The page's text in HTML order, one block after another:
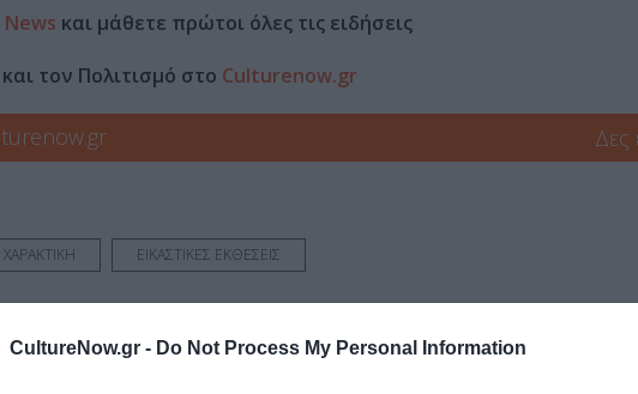
CultureNow.gr - Do Not Process My Personal Information
και μάθετε πρώτοι όλες τις ειδήσεις
τον Πολιτισμό στο Culturenow.gr
Δες
ΕΙΚΑΣΤΙΚΕΣ ΕΚΘΕΣΕΙΣ
την Τέχνη και τον Πολιτισμό!